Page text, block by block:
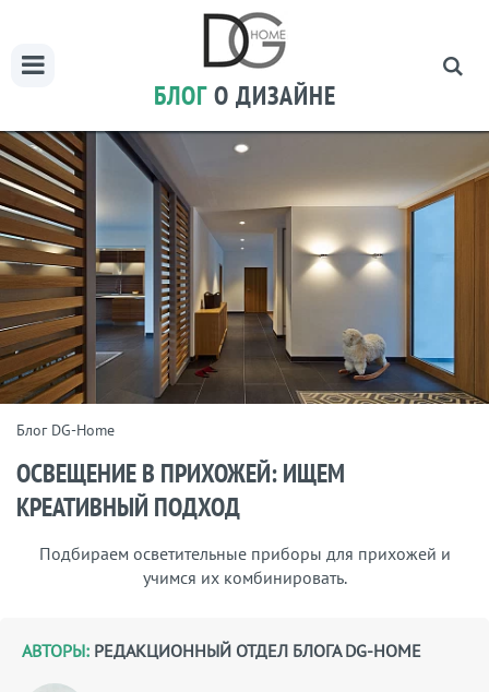
БЛОГ О ДИЗАЙНЕ
Блог DG-Home
ОСВЕЩЕНИЕ В ПРИХОЖЕЙ: ИЩЕМ
КРЕАТИВНЫЙ ПОДХОД
Подбираем осветительные приборы для прихожей и
учимся их комбинировать.
АВТОРЫ: РЕДАКЦИОННЫЙ ОТДЕЛ БЛОГА DG-HOME